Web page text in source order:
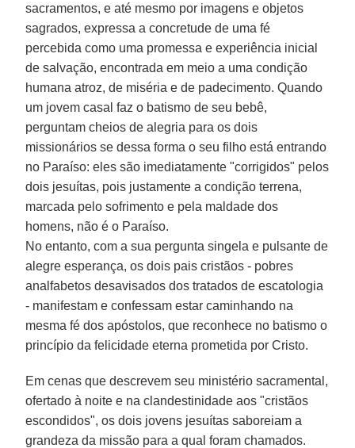
sacramentos, e até mesmo por imagens e objetos
sagrados, expressa a concretude de uma fé
percebida como uma promessa e experiência inicial
de salvação, encontrada em meio a uma condição
humana atroz, de miséria e de padecimento. Quando
um jovem casal faz o batismo de seu bebê,
perguntam cheios de alegria para os dois
missionários se dessa forma o seu filho está entrando
no Paraíso: eles são imediatamente "corrigidos" pelos
dois jesuítas, pois justamente a condição terrena,
marcada pelo sofrimento e pela maldade dos
homens, não é o Paraíso.
No entanto, com a sua pergunta singela e pulsante de
alegre esperança, os dois pais cristãos - pobres
analfabetos desavisados dos tratados de escatologia
- manifestam e confessam estar caminhando na
mesma fé dos apóstolos, que reconhece no batismo o
princípio da felicidade eterna prometida por Cristo.
Em cenas que descrevem seu ministério sacramental,
ofertado à noite e na clandestinidade aos "cristãos
escondidos", os dois jovens jesuítas saboreiam a
grandeza da missão para a qual foram chamados.